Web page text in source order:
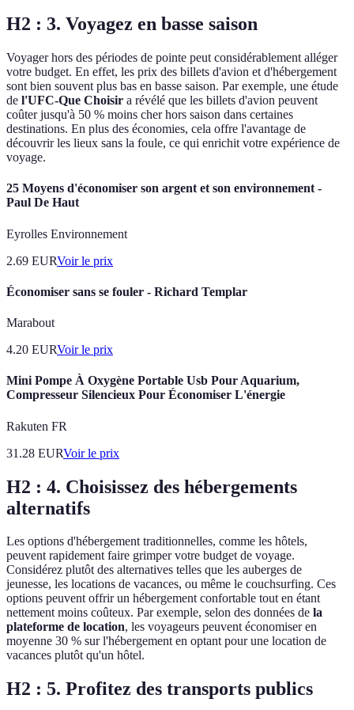
H2 : 3. Voyagez en basse saison
Voyager hors des périodes de pointe peut considérablement alléger
votre budget. En effet, les prix des billets d'avion et d'hébergement
sont bien souvent plus bas en basse saison. Par exemple, une étude
de l'UFC-Que Choisir a révélé que les billets d'avion peuvent
coûter jusqu'à 50 % moins cher hors saison dans certaines
destinations. En plus des économies, cela offre l'avantage de
découvrir les lieux sans la foule, ce qui enrichit votre expérience de
voyage.
25 Moyens d'économiser son argent et son environnement -
Paul De Haut
Eyrolles Environnement
2.69 EURVoir le prix
Économiser sans se fouler - Richard Templar
Marabout
4.20 EURVoir le prix
Mini Pompe À Oxygène Portable Usb Pour Aquarium,
Compresseur Silencieux Pour Économiser L'énergie
Rakuten FR
31.28 EURVoir le prix
H2 : 4. Choisissez des hébergements
alternatifs
Les options d'hébergement traditionnelles, comme les hôtels,
peuvent rapidement faire grimper votre budget de voyage.
Considérez plutôt des alternatives telles que les auberges de
jeunesse, les locations de vacances, ou même le couchsurfing. Ces
options peuvent offrir un hébergement confortable tout en étant
nettement moins coûteux. Par exemple, selon des données de la
plateforme de location, les voyageurs peuvent économiser en
moyenne 30 % sur l'hébergement en optant pour une location de
vacances plutôt qu'un hôtel.
H2 : 5. Profitez des transports publics